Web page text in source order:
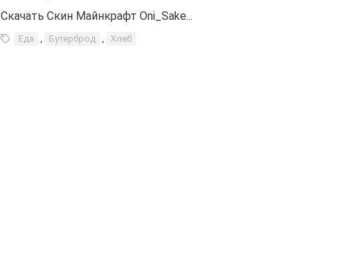
Скачать Скин Майнкрафт Oni_Sake...
Еда , Бутерброд , Хлеб